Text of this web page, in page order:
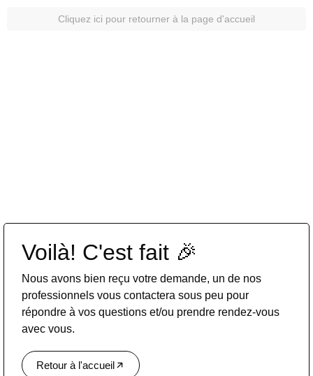
Cliquez ici pour retourner à la page d'accueil
Voilà! C'est fait 🎉
Nous avons bien reçu votre demande, un de nos
professionnels vous contactera sous peu pour
répondre à vos questions et/ou prendre rendez-vous
avec vous.
Retour à l'accueil